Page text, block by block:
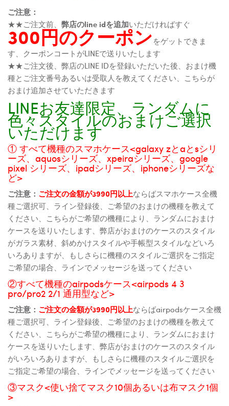
ご注意：
★★ご注文前、 弊店のline idを追加いただければすぐ
300円のクーポンをゲットできま
す、クーポンコートがLINEで送りいたします
★★ご注文後、弊店のLINE IDを登録いただいた後、おまけ機
種とご注文番号あるいは受取人を教えてください、こちらが
おまけ追加させていただきます
LINEお友達限定、ランダムに
色々スタイルのおまけご選択
いただけます
① すべて機種のスマホケース<galaxy zとaとsシリ
ーズ、aquosシリーズ、xpeiraシリーズ、google
pixel シリーズ、ipadシリーズ、iphoneシリーズな
ど>
ご注意： ご注文の金額が3990円以上ならばスマホケース全機
種ご選択可、ライン登録後、ご希望のおまけの機種を教えて
ください、こちらがご希望の機種により、ランダムにおまけ
ケースを送りいたします、弊店がおまけのケースのスタイル
がガラス素材、斜めかけスタイルや手帳型スタイルなどいろ
いろありますが、もしさらに機種のスタイルご選択をご指定
ご希望の場合、ラインでメッセージを送ってください
②すべて機種のairpodsケース<airpods 4 3
pro/pro2 2/1 通用型など>
ご注意： ご注文の金額が3990円以上ならばairpodsケース全機
種ご選択可、ライン登録後、ご希望のおまけの機種を教えて
ください、こちらがご希望の機種により、ランダムにおまけ
ケースを送りいたします、弊店がおまけのケースのスタイル
がいろいろありますが、もしさらに機種のスタイルご選択を
ご指定ご希望の場合、ラインでメッセージを送ってください
③マスク<使い捨てマスク10個あるいは布マスク1個
>